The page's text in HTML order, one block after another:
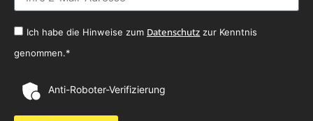
Ich habe die Hinweise zum Datenschutz zur Kenntnis
genommen.*
Anti-Roboter-Verifizierung